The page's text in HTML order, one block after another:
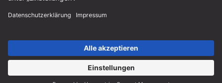
© 2026 sauter GmbH
* kostenloser Versand ab 150 Euro Bestellwert innerhalb
Deutschlands für die Standard-Paketgrößen - ausgenommen
Sperrgut und Fracht
In Abh. des Lieferlandes kann die MwSt. an der Kasse variieren.